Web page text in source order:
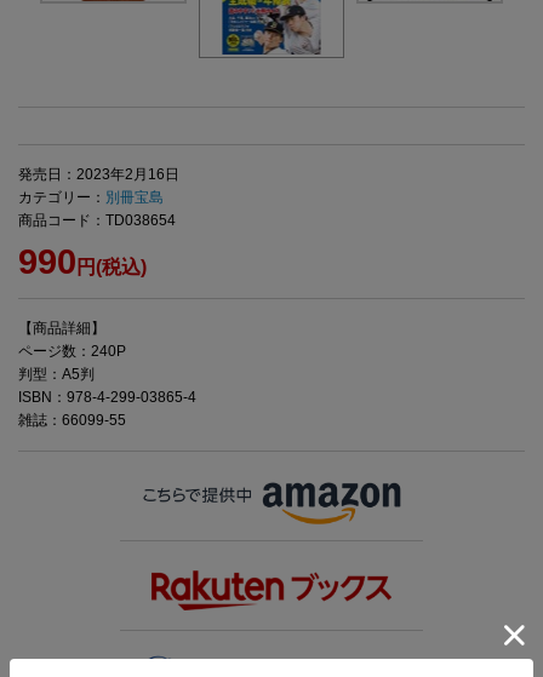
発売日：2023年2月16日
カテゴリー： 別冊宝島
商品コード：TD038654
990 円(税込)
【商品詳細】
ページ数：240P
判型：A5判
ISBN：978-4-299-03865-4
雑誌：66099-55